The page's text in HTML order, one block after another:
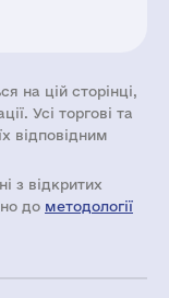
на цій сторінці,
Усі торгові та
відповідним
з відкритих
до методології